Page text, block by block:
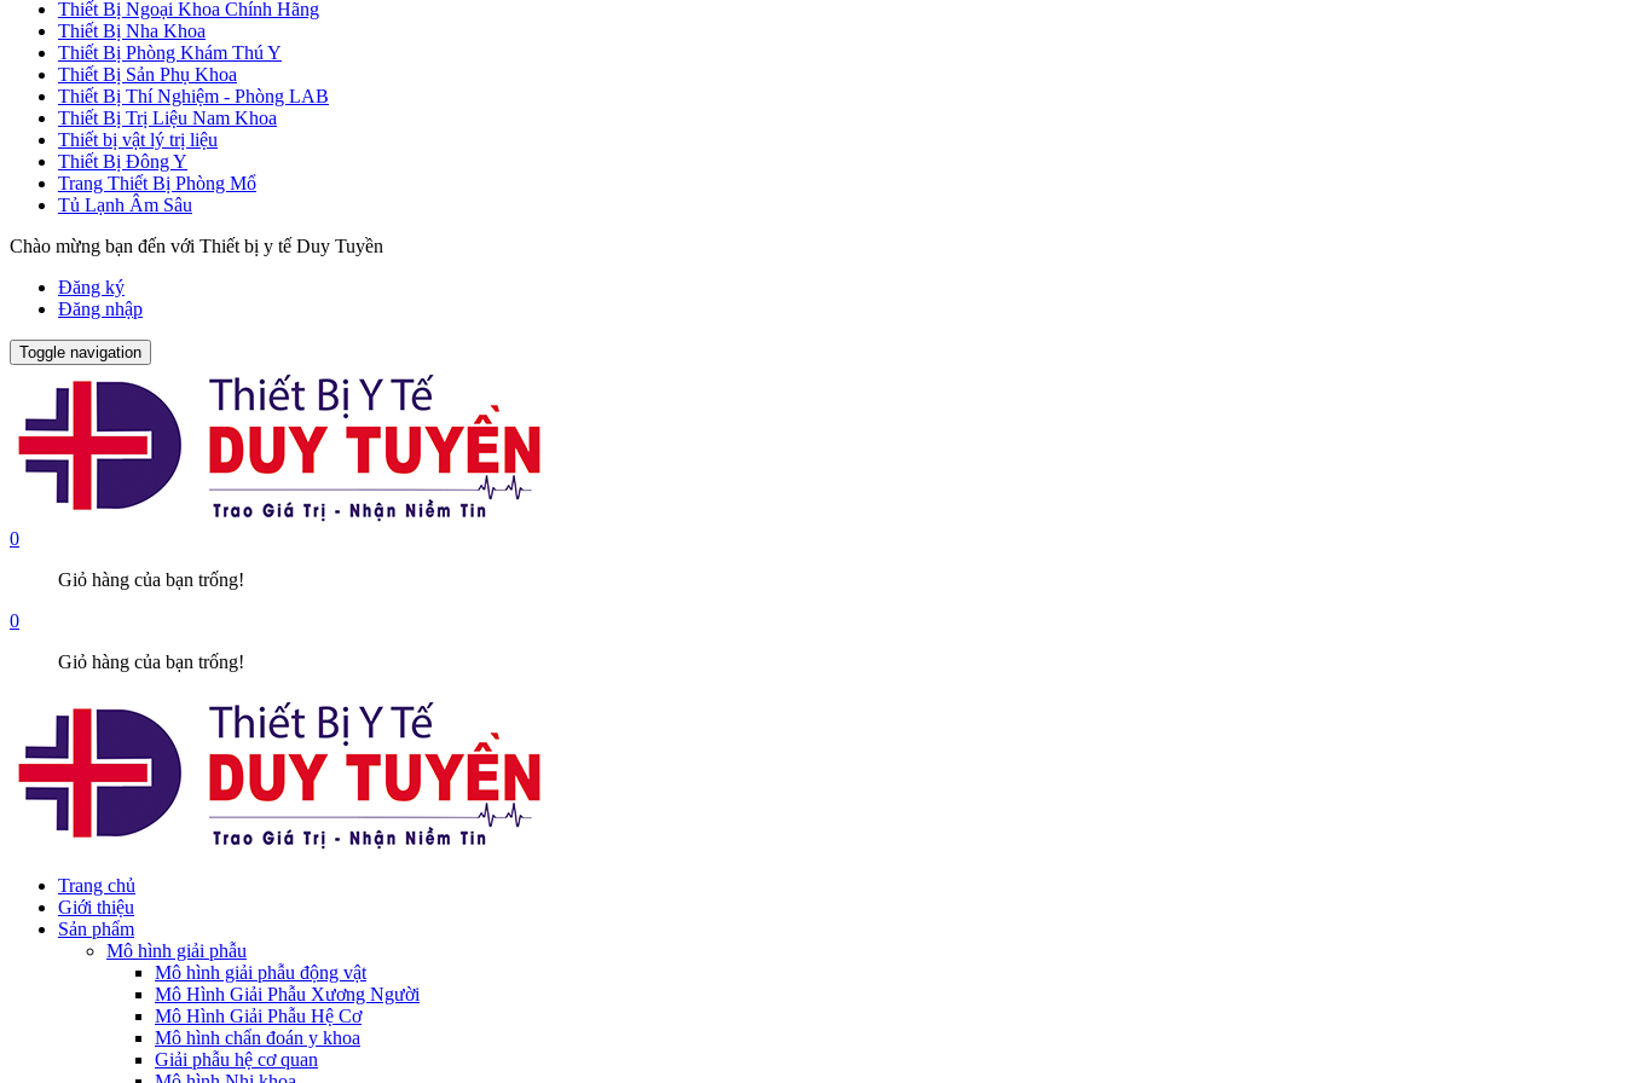
Thiết Bị Ngoại Khoa Chính Hãng
Thiết Bị Nha Khoa
Thiết Bị Phòng Khám Thú Y
Thiết Bị Sản Phụ Khoa
Thiết Bị Thí Nghiệm - Phòng LAB
Thiết Bị Trị Liệu Nam Khoa
Thiết bị vật lý trị liệu
Thiết Bị Đông Y
Trang Thiết Bị Phòng Mổ
Tủ Lạnh Âm Sâu
Chào mừng bạn đến với Thiết bị y tế Duy Tuyền
Đăng ký
Đăng nhập
Toggle navigation
0
Giỏ hàng của bạn trống!
0
Giỏ hàng của bạn trống!
Trang chủ
Giới thiệu
Sản phẩm
Mô hình giải phẫu
Mô hình giải phẫu động vật
Mô Hình Giải Phẫu Xương Người
Mô Hình Giải Phẫu Hệ Cơ
Mô hình chẩn đoán y khoa
Giải phẫu hệ cơ quan